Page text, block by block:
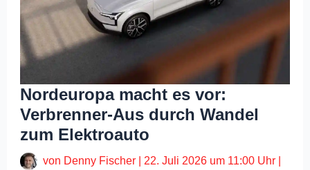
Nordeuropa macht es vor:
Verbrenner-Aus durch Wandel
zum Elektroauto
von Denny Fischer 22. Juli 2026 um 11:00 Uhr